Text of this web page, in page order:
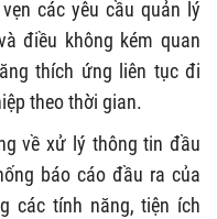
các yêu cầu quản lý
điều không kém quan
thích ứng liên tục đi
theo thời gian.
về xử lý thông tin đầu
báo cáo đầu ra của
các tính năng, tiện ích